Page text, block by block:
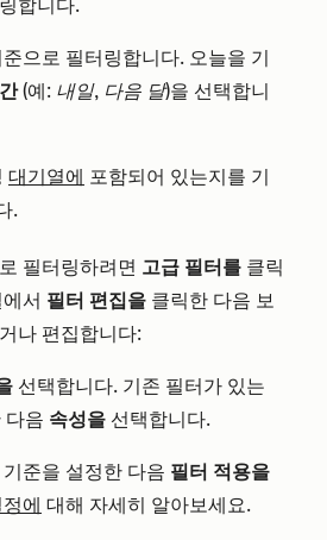
합니다.
으로 필터링합니다. 오늘을 기
(예: 내일, 다음 달)을 선택합니
대기열에 포함되어 있는지를 기
.
필터링하려면 고급 필터를 클릭
서 필터 편집을 클릭한 다음 보
나 편집합니다:
선택합니다. 기존 필터가 있는
다음 속성을 선택합니다.
준을 설정한 다음 필터 적용을
에 대해 자세히 알아보세요.